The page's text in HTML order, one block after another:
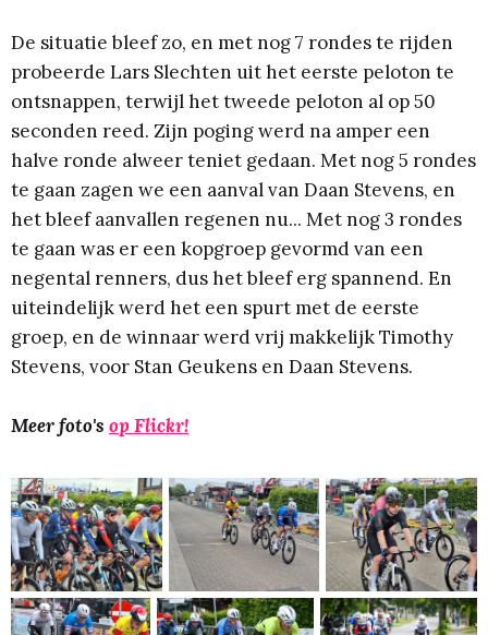
De situatie bleef zo, en met nog 7 rondes te rijden
probeerde Lars Slechten uit het eerste peloton te
ontsnappen, terwijl het tweede peloton al op 50
seconden reed. Zijn poging werd na amper een
halve ronde alweer teniet gedaan. Met nog 5 rondes
te gaan zagen we een aanval van Daan Stevens, en
het bleef aanvallen regenen nu... Met nog 3 rondes
te gaan was er een kopgroep gevormd van een
negental renners, dus het bleef erg spannend. En
uiteindelijk werd het een spurt met de eerste
groep, en de winnaar werd vrij makkelijk Timothy
Stevens, voor Stan Geukens en Daan Stevens.
Meer foto's op Flickr!